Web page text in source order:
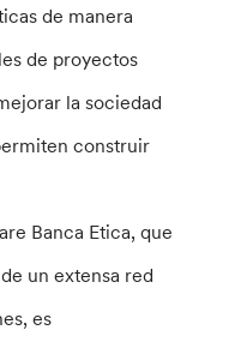
de manera
de proyectos
la sociedad
construir
Banca Etica, que
un extensa red
es